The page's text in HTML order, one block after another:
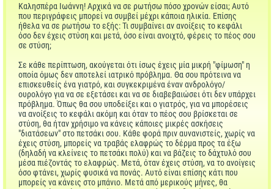
Καλησπέρα Ιωάννη! Αρχικά να σε ρωτήσω πόσο χρονών είσαι; Αυτό
που περιγράφεις μπορεί να συμβεί μέχρι κάποια ηλικία. Επίσης
ήθελα να σε ρωτήσω το εξής: Τι συμβαίνει αν ανοίξεις το κεφάλι
όσο δεν έχεις στύση και μετά, όσο είναι ανοιχτό, φέρεις το πέος σου
σε στύση;
Σε κάθε περίπτωση, ακούγεται ότι ίσως έχεις μία μικρή "φίμωση" η
οποία όμως δεν αποτελεί ιατρικό πρόβλημα. Θα σου πρότεινα να
επισκευθείς ένα γιατρό, και συγκεκριμένα έναν ανδρολόγο/
ουρολόγο για να σε εξετάσει και να σε διαβεβαιώσει ότι δεν υπάρχει
πρόβλημα. Όπως θα σου υποδείξει και ο γιατρός, για να μπορέσεις
να ανοίξεις το κεφάλι ακόμη και όταν το πέος σου βρίσκεται σε
στύση, θα ήταν χρήσιμο να κάνεις κάποιες μικρές ασκήσεις
"διατάσεων" στο πετσάκι σου. Κάθε φορά πριν αυνανιστείς, χωρίς να
έχεις στύση, μπορείς να τραβάς ελαφρώς το δέρμα προς τα έξω
(δηλαδή να κλείνεις το πετσάκι πολύ) και να βάζεις το δάχτυλό σου
μέσα πιέζοντάς το ελαφρώς. Μετά, όταν έχεις στύση, να το ανοίγεις
όσο φτάνει, χωρίς φυσικά να πονάς. Αυτό είναι επίσης κάτι που
μπορείς να κάνεις στο μπάνιο. Μετά από μερικούς μήνες, θα